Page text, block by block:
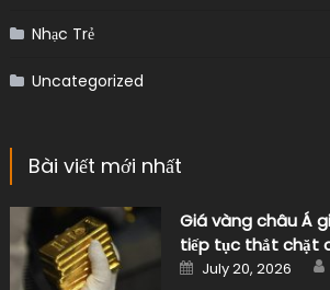
Nhạc Trẻ
Uncategorized
Bài viết mới nhất
Giá vàng châu Á
tiếp tục thắt chặt
Posted
on
July 20, 2026